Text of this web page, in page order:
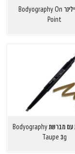
טוש איילינר Bodyography On
Point
טוש גבות עם מברשת Bodyography
Taupe 3g